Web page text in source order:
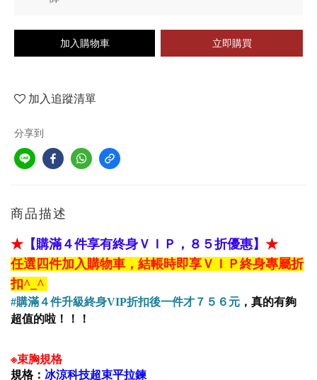
加入購物車 立即購買
加入追蹤清單
分享到
商品描述
★ 【購滿４件享有終身ＶＩＰ，８５折優惠】 ★
任選四件加入購物車，結帳時即享ＶＩＰ終身專屬折
扣^_^
#購滿４件升級終身VIP折扣後一件才７５６元 ，真的有夠
超值的啦！！！
※束胸規格
規格： 冰涼科技超束平拉鍊